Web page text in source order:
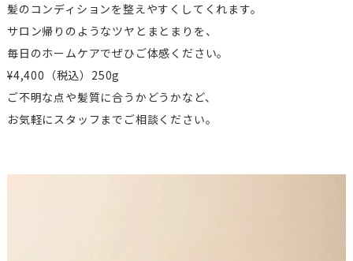
髪のコンディションを整えやすくしてくれます。
サロン帰りのようなツヤとまとまりを、
毎日のホームケアでぜひご体感ください。
¥4,400 （税込）250g
ご不明な点や髪質に合うかどうかなど、
お気軽にスタッフまでご相談ください。